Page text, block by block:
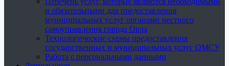
и обязательными для предоставления
муниципальных услуг органами местного
самоуправления города Орла
Технологические схемы предоставления
государственных и муниципальных услуг ОМСУ
Работа с персональными данными